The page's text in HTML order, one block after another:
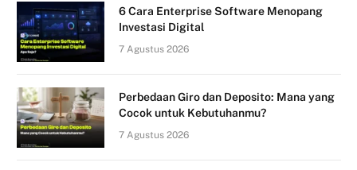
6 Cara Enterprise Software Menopang
Investasi Digital
7 Agustus 2026
Perbedaan Giro dan Deposito: Mana yang
Cocok untuk Kebutuhanmu?
7 Agustus 2026